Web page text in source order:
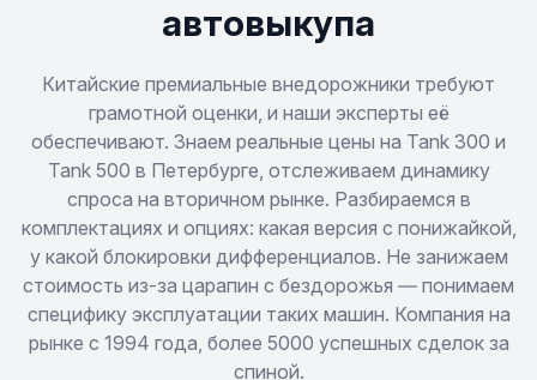
автовыкупа
Китайские премиальные внедорожники требуют
грамотной оценки, и наши эксперты её
обеспечивают. Знаем реальные цены на Tank 300 и
Tank 500 в Петербурге, отслеживаем динамику
спроса на вторичном рынке. Разбираемся в
комплектациях и опциях: какая версия с понижайкой,
у какой блокировки дифференциалов. Не занижаем
стоимость из-за царапин с бездорожья — понимаем
специфику эксплуатации таких машин. Компания на
рынке с 1994 года, более 5000 успешных сделок за
спиной.